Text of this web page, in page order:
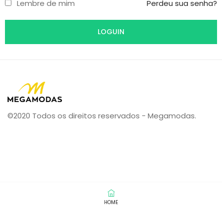
Lembre de mim Perdeu sua senha?
©2020 Todos os direitos reservados - Megamodas.
HOME